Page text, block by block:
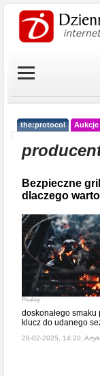
the:protocol Aukcje
Bezpieczne
dlaczego
Pixabay
doskonałego
klucz do udanego
28-02-2025, 14:20,